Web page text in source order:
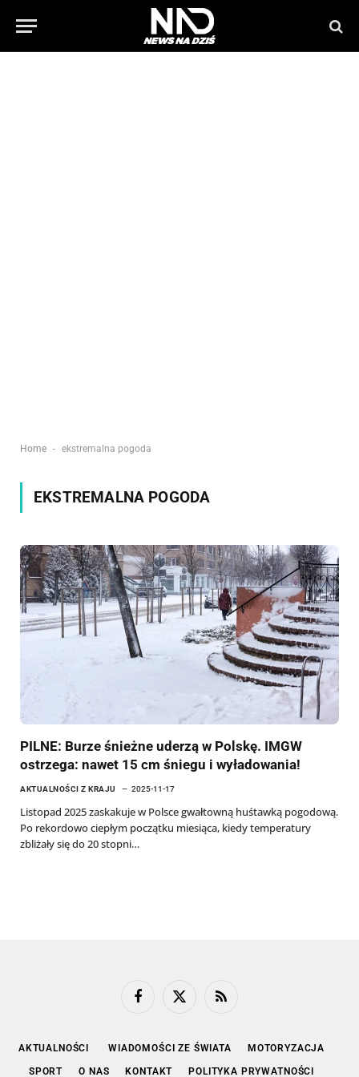
Home - ekstremalna pogoda
EKSTREMALNA POGODA
PILNE: Burze śnieżne uderzą w Polskę. IMGW
ostrzega: nawet 15 cm śniegu i wyładowania!
AKTUALNOŚCI Z KRAJU 2025-11-17
Listopad 2025 zaskakuje w Polsce gwałtowną huśtawką pogodową.
Po rekordowo ciepłym początku miesiąca, kiedy temperatury
zbliżały się do 20 stopni…
FacebookX
RSS
AKTUALNOŚCI WIADOMOŚCI ZE ŚWIATA MOTORYZACJA
SPORT O NAS KONTAKT POLITYKA PRYWATNOŚCI